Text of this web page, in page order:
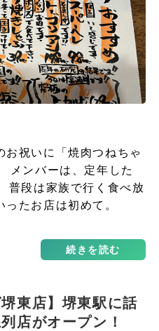
お祝いに「焼肉つねちゃ
メンバーは、定年した
普段は家族で行く食べ放
たお店は初めて。
続きを読む
東店】堺東駅に話
店がオープン！